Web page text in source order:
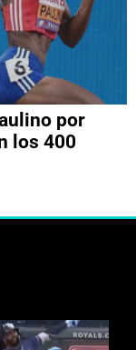
por
los 400